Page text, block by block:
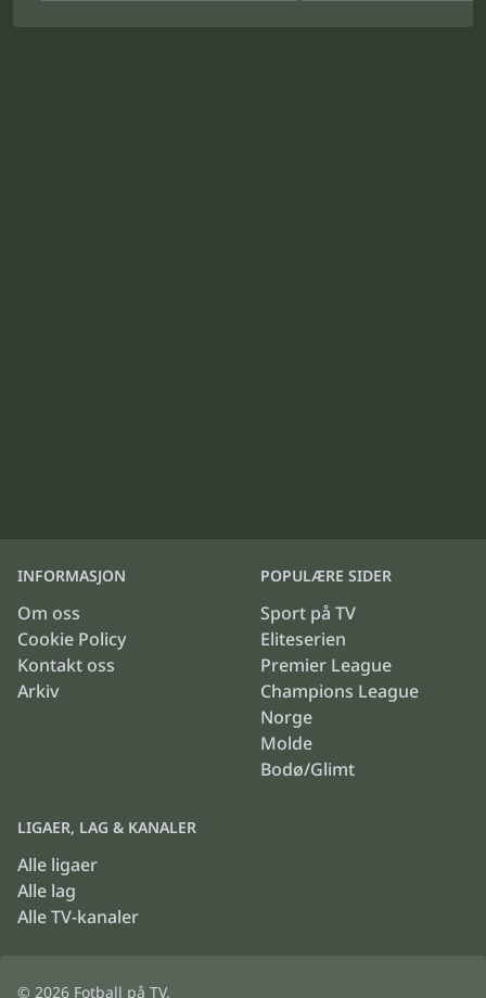
INFORMASJON
Om oss
Cookie Policy
Kontakt oss
Arkiv
POPULÆRE SIDER
Sport på TV
Eliteserien
Premier League
Champions League
Norge
Molde
Bodø/Glimt
LIGAER, LAG & KANALER
Alle ligaer
Alle lag
Alle TV-kanaler
© 2026 Fotball på TV.